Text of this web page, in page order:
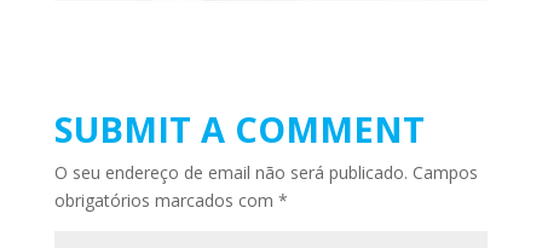
SUBMIT A COMMENT
O seu endereço de email não será publicado. Campos
obrigatórios marcados com *